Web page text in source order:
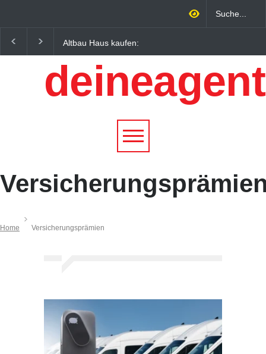
Altbau Haus kaufen:
Unterschiede zwischen
Süddeutschland und
Österreich einfach erklärt
Wirtschaftsfaktor: Wie
Qualitätstourismus
profitieren
Home Versicherungsprämien